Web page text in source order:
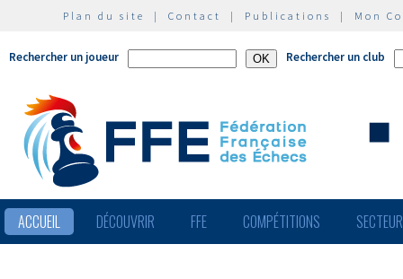
Plan du site | Contact | Publications | Mon
Rechercher un joueur Rechercher un club
ACCUEIL DÉCOUVRIR FFE COMPÉTITIONS